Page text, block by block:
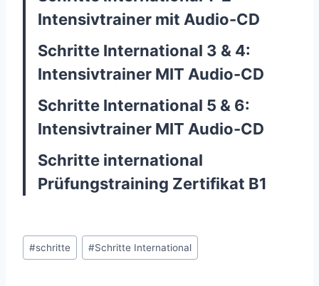
Intensivtrainer mit Audio-CD
Schritte International 3 & 4:
Intensivtrainer MIT Audio-CD
Schritte International 5 & 6:
Intensivtrainer MIT Audio-CD
Schritte international
Prüfungstraining Zertifikat B1
Post
Tags:
#schritte #Schritte International